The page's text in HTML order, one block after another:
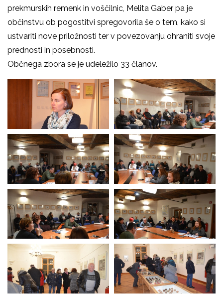
prekmurskih remenk in voščilnic, Melita Gaber pa je
občinstvu ob pogostitvi spregovorila še o tem, kako si
ustvariti nove priložnosti ter v povezovanju ohraniti svoje
prednosti in posebnosti.
Občnega zbora se je udeležilo 33 članov.